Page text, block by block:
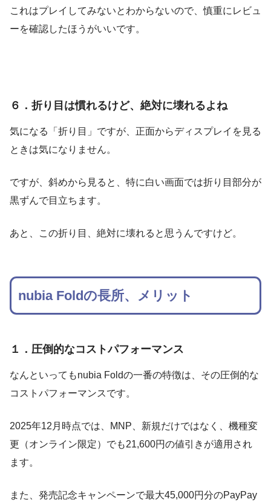
これはプレイしてみないとわからないので、慎重にレビュ
ーを確認したほうがいいです。
６．折り目は慣れるけど、絶対に壊れるよね
気になる「折り目」ですが、正面からディスプレイを見る
ときは気になりません。
ですが、斜めから見ると、特に白い画面では折り目部分が
黒ずんで目立ちます。
あと、この折り目、絶対に壊れると思うんですけど。
nubia Foldの長所、メリット
１．圧倒的なコストパフォーマンス
なんといってもnubia Foldの一番の特徴は、その圧倒的な
コストパフォーマンスです。
2025年12月時点では、MNP、新規だけではなく、機種変
更（オンライン限定）でも21,600円の値引きが適用され
ます。
また、発売記念キャンペーンで最大45,000円分のPayPay